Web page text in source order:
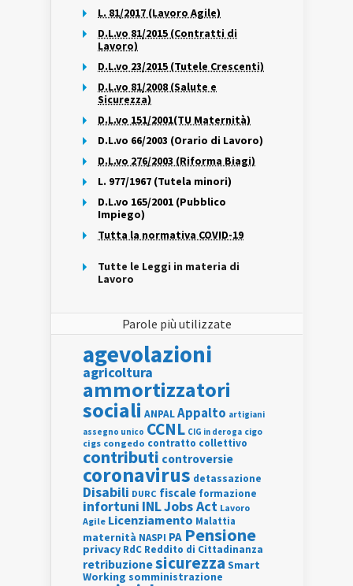
L. 81/2017 (Lavoro Agile)
D.L.vo 81/2015 (Contratti di
Lavoro)
D.L.vo 23/2015 (Tutele Crescenti)
D.L.vo 81/2008 (Salute e
Sicurezza)
D.L.vo 151/2001(TU Maternità)
D.L.vo 66/2003 (Orario di Lavoro)
D.L.vo 276/2003 (Riforma Biagi)
L. 977/1967 (Tutela minori)
D.L.vo 165/2001 (Pubblico
Impiego)
Tutta la normativa COVID-19
Tutte le Leggi in materia di
Lavoro
Parole più utilizzate
agevolazioni
agricoltura
ammortizzatori
sociali ANPALAppalto artigiani
assegno unico CCNL CIG in deroga cigo
cigs congedo contratto collettivo
contributi controversie
coronavirus detassazione
Disabili DURC fiscale formazione
infortuni INLJobs Act Lavoro
Agile Licenziamento Malattia
maternità NASPI PA Pensione
privacy RdC Reddito di Cittadinanza
retribuzionesicurezza Smart
Working somministrazione